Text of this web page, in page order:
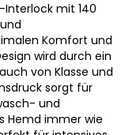
Interlock mit 140
Komfort und
wird durch ein
von Klasse und
sorgt für
und
Hemd immer wie